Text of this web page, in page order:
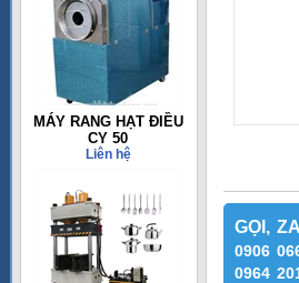
MÁY RANG HẠT ĐIỀU
CY 50
Liên hệ
GỌI,
0906
0964